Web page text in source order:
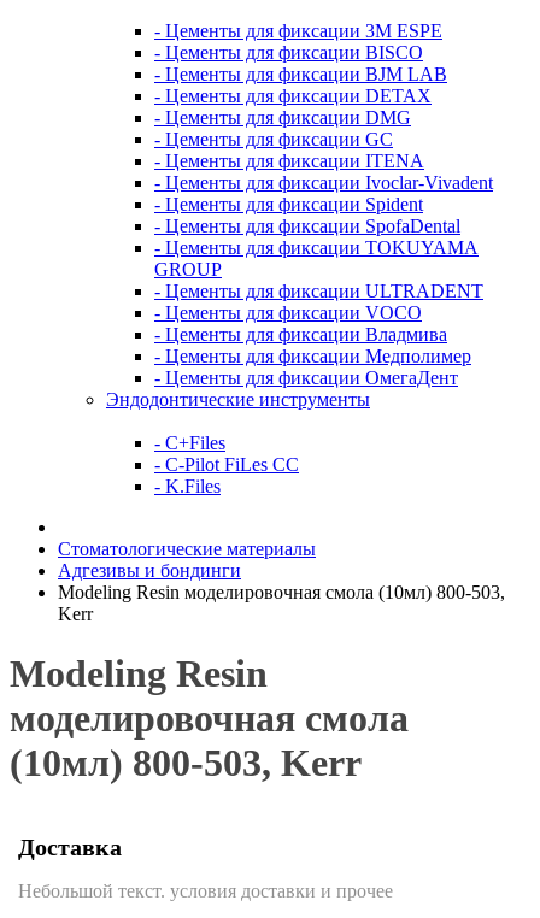
- Цементы для фиксации 3M ESPE
- Цементы для фиксации BISCO
- Цементы для фиксации BJM LAB
- Цементы для фиксации DETAX
- Цементы для фиксации DMG
- Цементы для фиксации GC
- Цементы для фиксации ITENA
- Цементы для фиксации Ivoclar-Vivadent
- Цементы для фиксации Spident
- Цементы для фиксации SpofaDental
- Цементы для фиксации TOKUYAMA
GROUP
- Цементы для фиксации ULTRADENT
- Цементы для фиксации VOCO
- Цементы для фиксации Владмива
- Цементы для фиксации Медполимер
- Цементы для фиксации ОмегаДент
Эндодонтические инструменты
- C+Files
- C-Pilot FiLes CC
- K.Files
Стоматологические материалы
Адгезивы и бондинги
Modeling Resin моделировочная смола (10мл) 800-503,
Kerr
Modeling Resin
моделировочная смола
(10мл) 800-503, Kerr
Доставка
Небольшой текст. условия доставки и прочее